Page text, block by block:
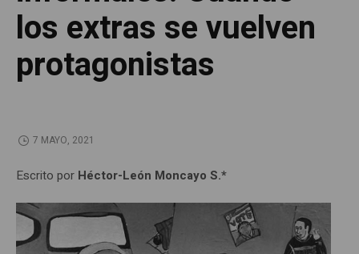
los extras se vuelven
protagonistas
7 MAYO, 2021
Escrito por Héctor-León Moncayo S.*